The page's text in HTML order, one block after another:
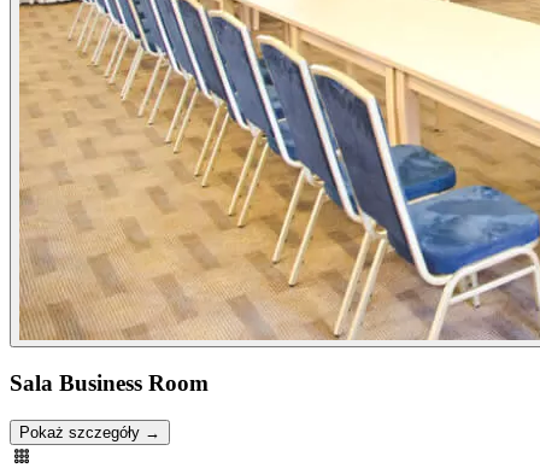
Sala Business Room
Pokaż szczegóły →